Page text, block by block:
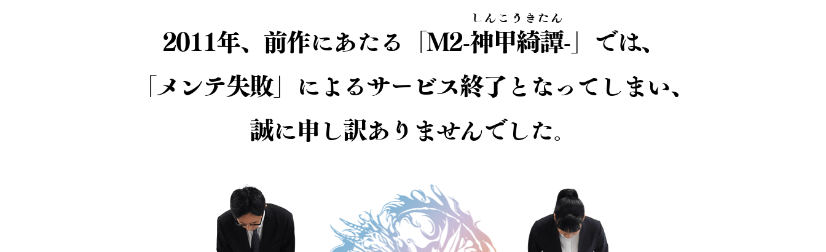
2011年、前作にあたる「M2-神甲綺譚
しんこうきたん
-」では、
「メンテ失敗」によるサービス終了となってしまい、
誠に申し訳ありませんでした。